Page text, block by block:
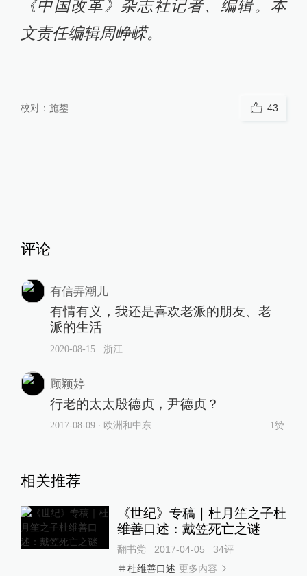
《中国改革》杂志社记者、编辑。本
文责任编辑周峥嵘。
校对： 施鋆 43
有信弄潮儿
派的生活
2020-08-15∙ 浙江
顾颖婷
2017-08-09
翻书党 2017-04-05 34 评
杜维善口述
更多内容